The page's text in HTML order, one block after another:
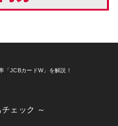
「JCBカードW」を解説！
ェック ～